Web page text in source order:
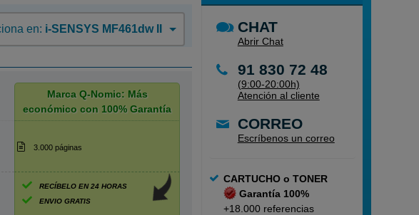
CHAT
Abrir Chat
91 830 72 48
(9:00-20:00h)
Atención al cliente
CORREO
Escríbenos un correo
CARTUCHO o TONER
Garantía 100%
+18.000 referencias
en: i-SENSYS MF461dw II
Marca Q-Nomic: Más
económico con 100% Garantía
3.000 páginas
RECÍBELO EN 24 HORAS
ENVIO GRATIS